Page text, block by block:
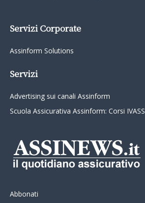
Servizi Corporate
Assinform Solutions
Servizi
Advertising sui canali Assinform
Scuola Assicurativa Assinform: Corsi IVASS
Abbonati